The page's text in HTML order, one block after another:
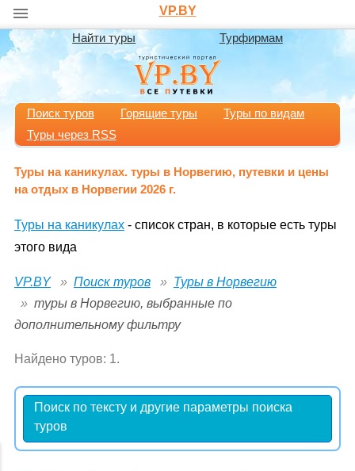
VP.BY
Найти туры Турфирмам
Поиск туров Горящие туры
Туры по видам
Туры через RSS
Туры на каникулах. туры в Норвегию, путевки и цены
на отдых в Норвегии 2026 г.
Туры на каникулах - список стран, в которые есть туры
этого вида
VP.BY Поиск туров
Туры в Норвегию
туры в Норвегию, выбранные по
дополнительному фильтру
Найдено туров: 1.
Поиск по тексту и другие параметры поиска
туров